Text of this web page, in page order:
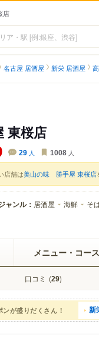
店
名古屋 居酒屋 新栄 居酒屋
東桜店
29 人 1008 人
店舗は美山の味 勝手屋 東桜店
ャンル： 居酒屋 海鮮 そ
メニュー・コース
口コミ (29)
が盛りだくさん！ 新